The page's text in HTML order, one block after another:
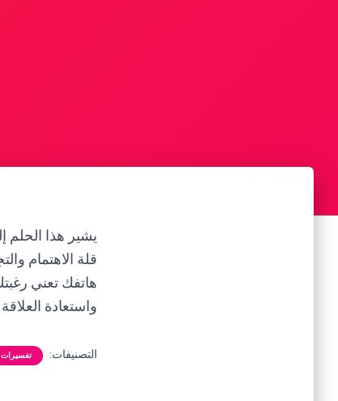
يشير هذا
قلة الاهتمام
هاتفك تعني
واستعادة العلاقة
التصنيفات: تفسيرات